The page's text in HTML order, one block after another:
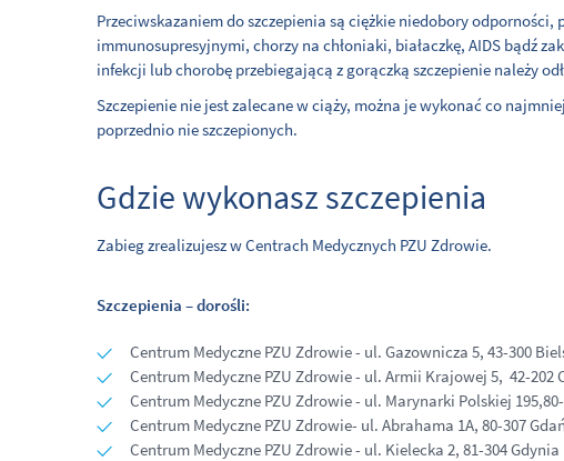
Przeciwskazaniem do szczepienia są ciężkie niedobory
immunosupresyjnymi, chorzy na chłoniaki, białaczkę, AIDS bądź
infekcji lub chorobę przebiegającą z gorączką szczepienie należy
Szczepienie nie jest zalecane w ciąży, można je wykonać co
poprzednio nie szczepionych.
Gdzie wykonasz szczepienia
Zabieg zrealizujesz w Centrach Medycznych PZU Zdrowie.
Szczepienia – dorośli:
Centrum Medyczne PZU Zdrowie - ul. Gazownicza 5, 43-300
Centrum Medyczne PZU Zdrowie - ul. Armii Krajowej 5, 42-202
Centrum Medyczne PZU Zdrowie - ul. Marynarki Polskiej
Centrum Medyczne PZU Zdrowie- ul. Abrahama 1A, 80-307
Centrum Medyczne PZU Zdrowie - ul. Kielecka 2, 81-304 Gdynia